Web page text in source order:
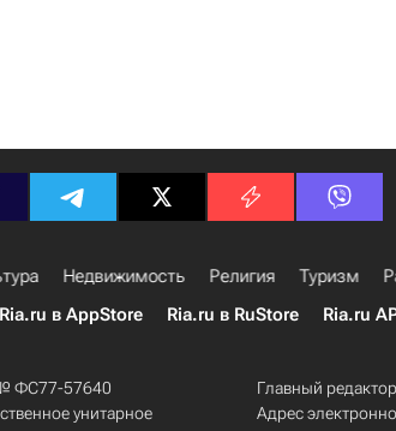
Недвижимость Религия Туризм
Ria.ru в AppStore Ria.ru в RuStore Ria.ru
№ ФС77-57640
унитарное
Главный
Адрес